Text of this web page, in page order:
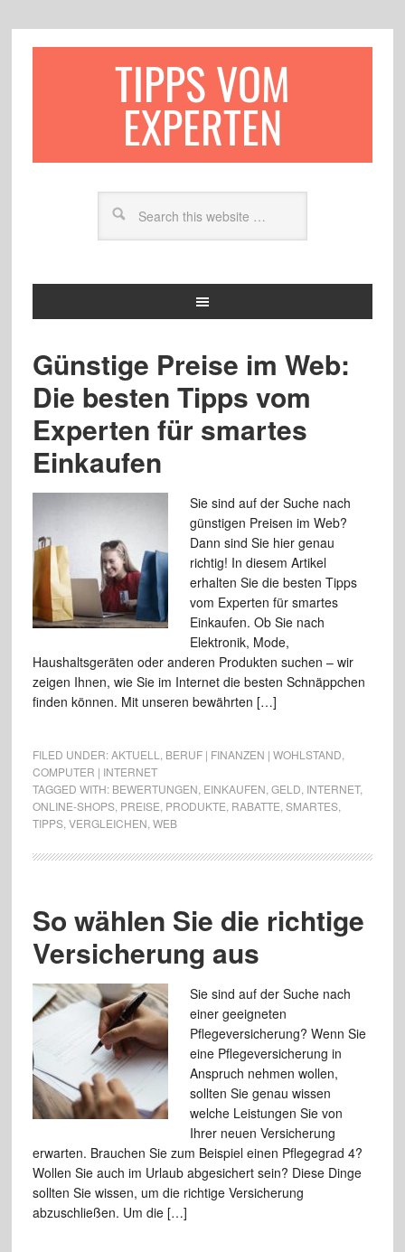
TIPPS VOM
EXPERTEN
Günstige Preise im Web:
Die besten Tipps vom
Experten für smartes
Einkaufen
Sie sind auf der Suche nach
günstigen Preisen im Web?
Dann sind Sie hier genau
richtig! In diesem Artikel
erhalten Sie die besten Tipps
vom Experten für smartes
Einkaufen. Ob Sie nach
Elektronik, Mode,
Haushaltsgeräten oder anderen Produkten suchen – wir
zeigen Ihnen, wie Sie im Internet die besten Schnäppchen
finden können. Mit unseren bewährten […]
FILED UNDER:AKTUELL BERUF | FINANZEN | WOHLSTAND
COMPUTER | INTERNET
TAGGED WITH: BEWERTUNGEN EINKAUFEN GELD INTERNET,
ONLINE-SHOPS, PREISE PRODUKTE RABATTE SMARTES,
TIPPS, VERGLEICHEN WEB
So wählen Sie die richtige
Versicherung aus
Sie sind auf der Suche nach
einer geeigneten
Pflegeversicherung? Wenn Sie
eine Pflegeversicherung in
Anspruch nehmen wollen,
sollten Sie genau wissen
welche Leistungen Sie von
Ihrer neuen Versicherung
erwarten. Brauchen Sie zum Beispiel einen Pflegegrad 4?
Wollen Sie auch im Urlaub abgesichert sein? Diese Dinge
sollten Sie wissen, um die richtige Versicherung
abzuschließen. Um die […]